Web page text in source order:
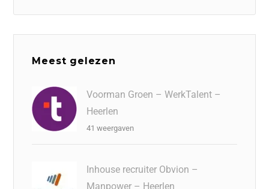
Meest gelezen
Voorman Groen – WerkTalent –
Heerlen
41 weergaven
Inhouse recruiter Obvion –
Manpower – Heerlen